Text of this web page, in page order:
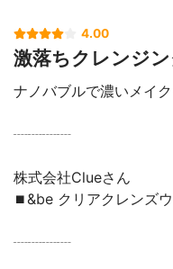
4.00
激落ちクレンジ
ナノバブルで濃いメイ
┈┈┈┈
株式会社Clueさん
⏹&be クリアクレンズ
┈┈┈┈